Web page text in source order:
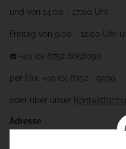
und von 14:00 - 17:00 Uhr
Freitag von 9:00 - 12:00 Uhr
☎️ +49 (0) 8752 8658090
per Fax: +49 (0) 8752 - 9599
oder über unser
Adresse